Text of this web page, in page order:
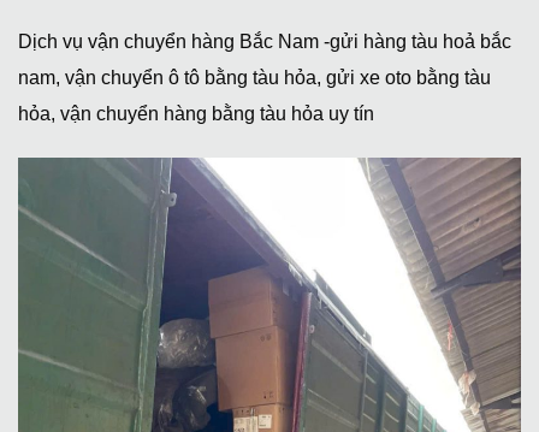
Dịch vụ vận chuyển hàng Bắc Nam -gửi hàng tàu hoả bắc
nam, vận chuyển ô tô bằng tàu hỏa, gửi xe oto bằng tàu
hỏa, vận chuyển hàng bằng tàu hỏa uy tín